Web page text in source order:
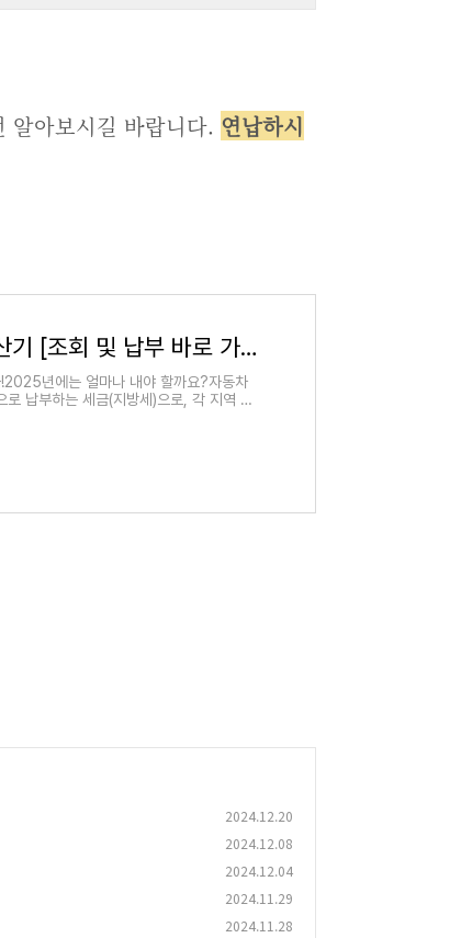
알아보시길 바랍니다. 연납하시
2025년 자동차 세금 계산기 [조회 및 납부 바로 가기]
년에는 얼마나 내야 할까요?자동차
납부하는 세금(지방세)으로, 각 지역 지
2024.12.20
2024.12.08
2024.12.04
2024.11.29
2024.11.28